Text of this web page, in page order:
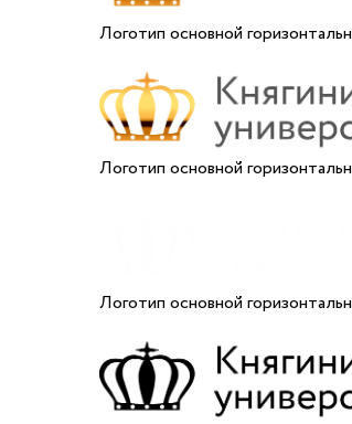
Логотип основной
Логотип основной
Логотип основной